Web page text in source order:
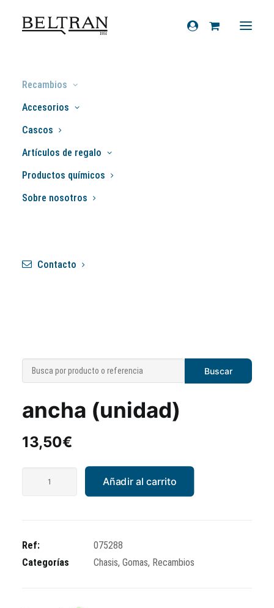
Recambios
Accesorios
Cascos
Artículos de regalo
Productos químicos
Sobre nosotros
Contacto
Inicio»Recambios
Goma cófano gris ancha (unidad)
Goma cófano gris
ancha (unidad)
13,50€
(unidad)
cantidad
Añadir al carrito
Ref:
075288
Categorías
Chasis, Gomas, Recambios